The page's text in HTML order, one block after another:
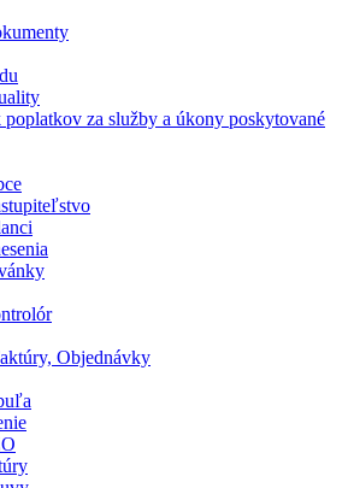
poplatkov za služby a úkony poskytované
Objednávky